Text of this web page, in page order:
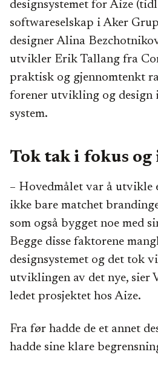
designsystemet for Aize
softwareselskap i Aker
designer Alina
utvikler Erik Tallang fra
praktisk og gjennomtenkt
forener utvikling og design
system.
Tok tak i fokus
– Hovedmålet var å utvikle
ikke bare matchet
som også bygget noe med
Begge disse faktorene
designsystemet og det tok
utviklingen av det nye, sier
ledet prosjektet hos Aize.
Fra før hadde de et annet
hadde sine klare